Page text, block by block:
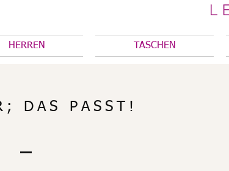
HERREN TASCHEN
DAS PASST!